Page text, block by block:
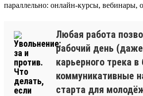
параллельно: онлайн-курсы,
Любая работа
рабочий день
карьерного трека
коммуникативные
старта для